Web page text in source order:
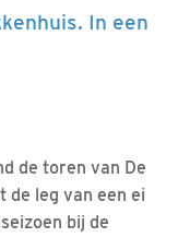
In een
de toren van De
de leg van een ei
bij de